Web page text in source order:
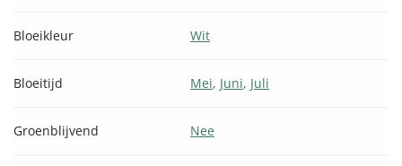
Bloeikleur Wit
Bloeitijd Mei, Juni, Juli
Groenblijvend Nee